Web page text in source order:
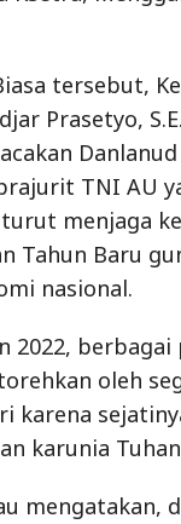
tersebut,
Prasetyo,
TNI AU
menjaga
Tahun Baru
nasional.
2022,
oleh
karena
karunia Tuhan
mengatakan,